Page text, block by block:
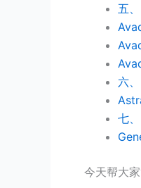
五
六
七
今天帮大